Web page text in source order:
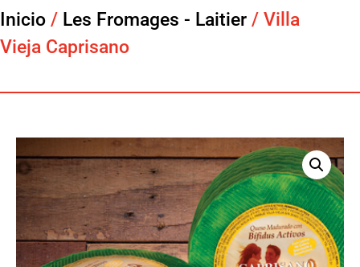
Inicio / Les Fromages - Laitier / Villa
Vieja Caprisano